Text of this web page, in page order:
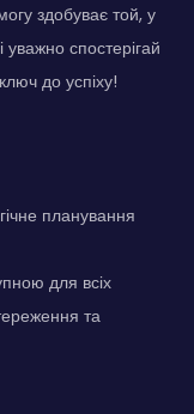
здобуває той, у
спостерігай
до успіху!
планування
для всіх
та